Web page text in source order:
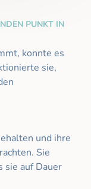
PUNKT IN
konnte es
sie,
und ihre
Sie
sie auf Dauer